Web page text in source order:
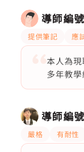
導師編
提供筆記 應
本人為
多年教
導師編
嚴格 有耐性